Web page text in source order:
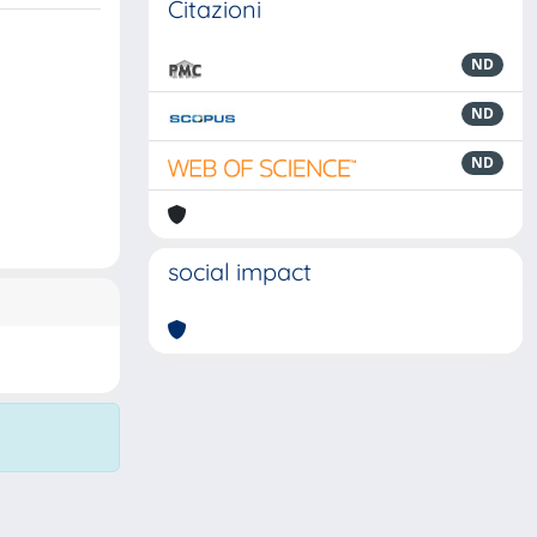
Citazioni
ND
ND
ND
social impact